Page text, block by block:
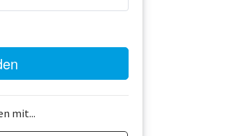
mit...